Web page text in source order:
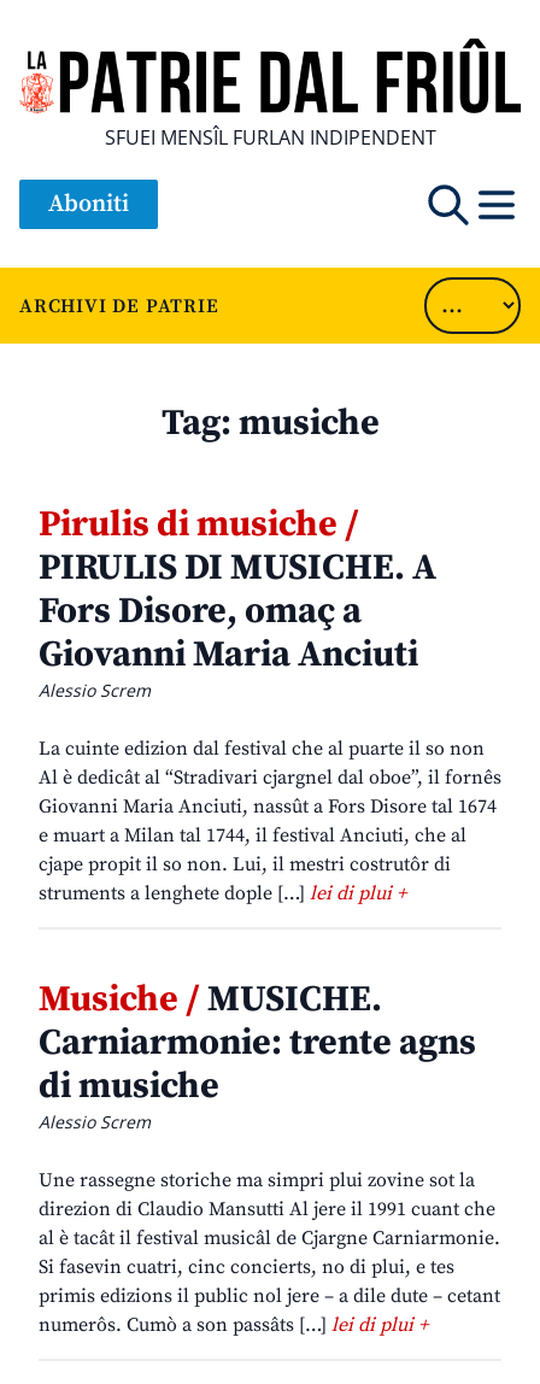
SFUEI MENSÎL FURLAN INDIPENDENT
Aboniti
ARCHIVI DE PATRIE
Tag:musiche
Pirulis di musiche /
PIRULIS DI MUSICHE. A
Fors Disore, omaç a
Giovanni Maria Anciuti
Alessio Screm
La cuinte edizion dal festival che al puarte il so non
Al è dedicât al “Stradivari cjargnel dal oboe”, il fornês
Giovanni Maria Anciuti, nassût a Fors Disore tal 1674
e muart a Milan tal 1744, il festival Anciuti, che al
cjape propit il so non. Lui, il mestri costrutôr di
struments a lenghete dople […] lei di plui +
Musiche /MUSICHE.
Carniarmonie: trente agns
di musiche
Alessio Screm
Une rassegne storiche ma simpri plui zovine sot la
direzion di Claudio Mansutti Al jere il 1991 cuant che
al è tacât il festival musicâl de Cjargne Carniarmonie.
Si fasevin cuatri, cinc concierts, no di plui, e tes
primis edizions il public nol jere – a dile dute – cetant
numerôs. Cumò a son passâts […] lei di plui +